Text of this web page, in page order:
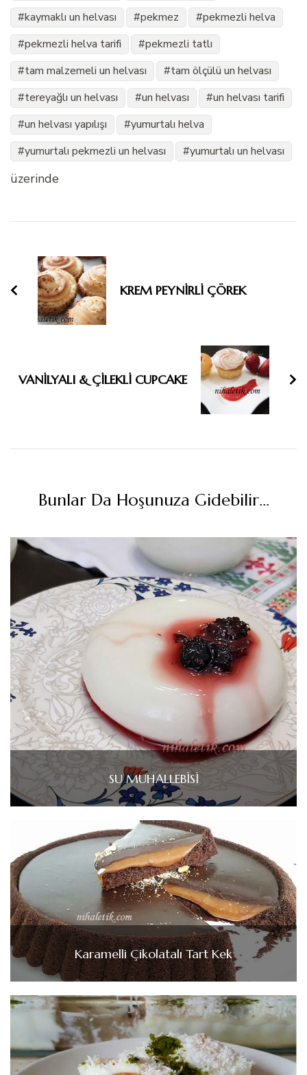
kaymaklı un helvası pekmez
pekmezli helva
pekmezli helva tarifi
pekmezli tatlı
tam malzemeli un helvası
tam ölçülü un helvası
tereyağlı un helvası
un helvası
un helvası tarifi
un helvası yapılışı
yumurtalı helva
yumurtalı pekmezli un helvası
yumurtalı un helvası
üzerinde
dolaşımı
KREM PEYNİRLİ ÇÖREK
VANİLYALI & ÇİLEKLİ CUPCAKE
Bunlar Da Hoşunuza Gidebilir...
SU MUHALLEBİSİ
Karamelli Çikolatalı Tart Kek